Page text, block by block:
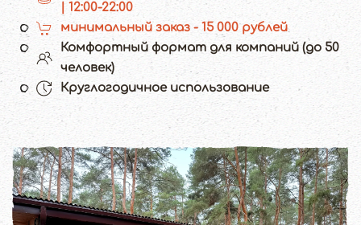
| 12:00-22:00
минимальный заказ - 15 000 рублей
Комфортный формат для компаний (до 50
человек)
Круглогодичное использование